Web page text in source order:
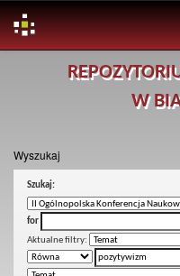
W
Wyszukaj
Szukaj:
for
Aktualne filtry: